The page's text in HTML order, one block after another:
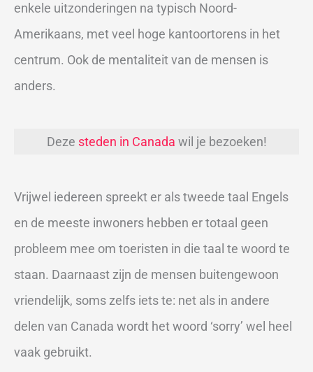
enkele uitzonderingen na typisch Noord-
Amerikaans, met veel hoge kantoortorens in het
centrum. Ook de mentaliteit van de mensen is
anders.
Deze steden in Canada wil je bezoeken!
Vrijwel iedereen spreekt er als tweede taal Engels
en de meeste inwoners hebben er totaal geen
probleem mee om toeristen in die taal te woord te
staan. Daarnaast zijn de mensen buitengewoon
vriendelijk, soms zelfs iets te: net als in andere
delen van Canada wordt het woord ‘sorry’ wel heel
vaak gebruikt.